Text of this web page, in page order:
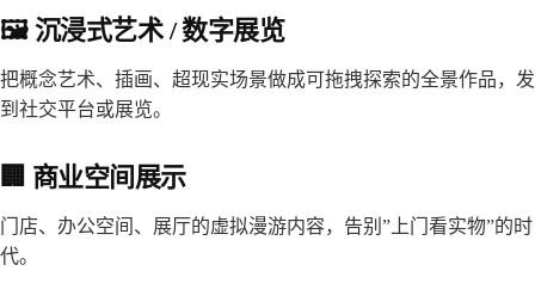
🖼️ 沉浸式艺术 / 数字展览
把概念艺术、插画、超现实场景做成可拖拽探索的全景作品，发
到社交平台或展览。
🏢 商业空间展示
门店、办公空间、展厅的虚拟漫游内容，告别”上门看实物”的时
代。